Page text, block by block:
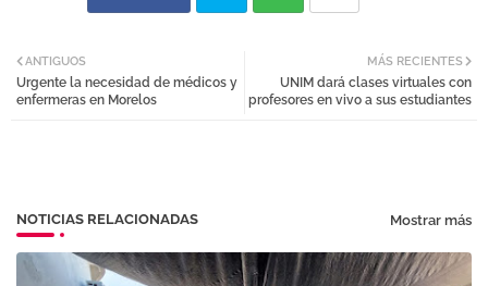
tter atsa
MÁS RECIENTES
UNIM dará clases virtuales con
profesores en vivo a sus estudiantes
ANTIGUOS
Urgente la necesidad de médicos y
enfermeras en Morelos
NOTICIAS RELACIONADAS Mostrar más